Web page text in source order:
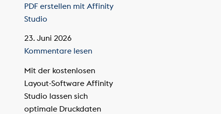
PDF erstellen mit Affinity
Studio
23. Juni 2026
Kommentare lesen
Mit der kostenlosen
Layout-Software Affinity
Studio lassen sich
optimale Druckdaten